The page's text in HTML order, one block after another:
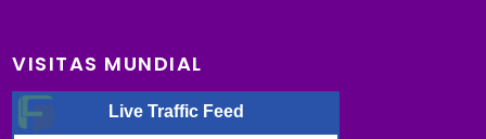
VISITAS MUNDIAL
Live Traffic Feed